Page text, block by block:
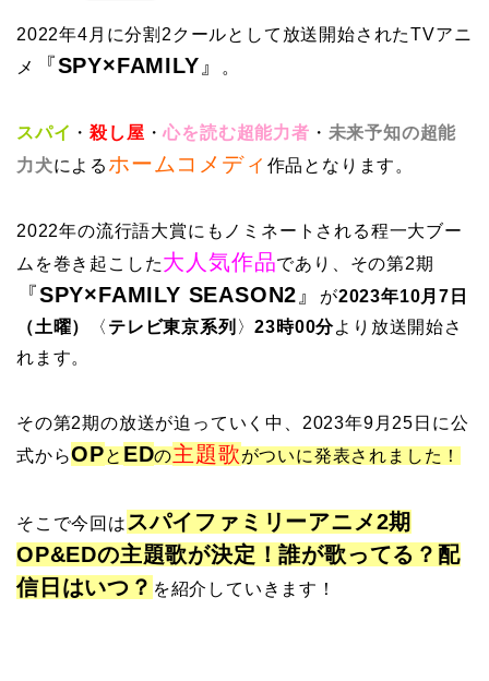
2022年4月に分割2クールとして放送開始されたTVアニ
メ
『SPY×FAMILY 』 。
スパイ ・殺し屋 ・心を読む超能力者 ・ 未来予知の超能
力犬による ホームコメディ 作品となります。
2022年の流行語大賞にもノミネートされる程一大ブー
ムを巻き起こした大人気作品であり、その第2期
『SPY×FAMILY SEASON2 』 が2023年10月7日
（土曜）
〈 テレビ東京系列 〉23時00分より放送開始さ
れます。
その第2期の放送が迫っていく中、2023年9月25日に公
式からOPと EDの主題歌がついに発表されました！
そこで今回は スパイファミリーアニメ2期
OP&EDの主題歌が決定！誰が歌ってる？配
信日はいつ？ を紹介していきます！